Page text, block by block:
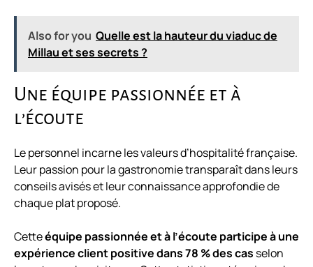
Also for you Quelle est la hauteur du viaduc de
Millau et ses secrets ?
Une équipe passionnée et à
l’écoute
Le personnel incarne les valeurs d’hospitalité française.
Leur passion pour la gastronomie transparaît dans leurs
conseils avisés et leur connaissance approfondie de
chaque plat proposé.
Cetteéquipe passionnée et à l’écoute participe à une
expérience client positive dans 78 % des cas selon